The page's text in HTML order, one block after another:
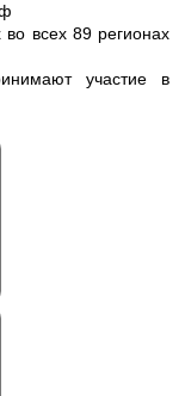
всех 89 регионах
участие в